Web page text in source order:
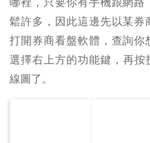
鬆許多，因此這邊先以某券
打開券商看盤軟體，查詢你
選擇右上方的功能鍵，再按
線圖了。